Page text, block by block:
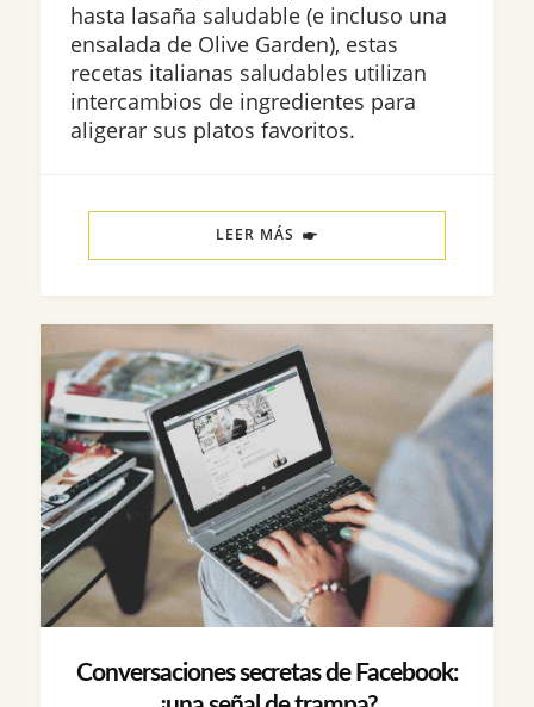
hasta lasaña saludable (e incluso una
ensalada de Olive Garden), estas
recetas italianas saludables utilizan
intercambios de ingredientes para
aligerar sus platos favoritos.
LEER MÁS
Conversaciones secretas de Facebook: